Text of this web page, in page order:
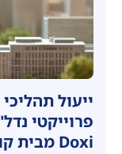
ייעול
פרוייקטי
Doxi מבית קונסיסט